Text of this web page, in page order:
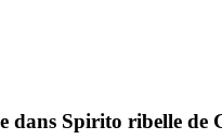
dans Spirito ribelle